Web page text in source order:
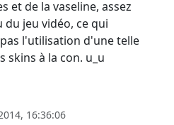
et de la vaseline, assez
jeu vidéo, ce qui
l'utilisation d'une telle
skins à la con. u_u
16:36:06